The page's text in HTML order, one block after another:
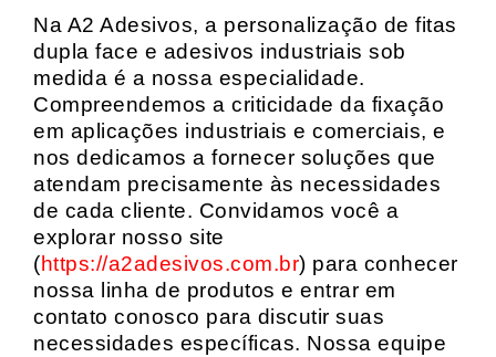
Na A2 Adesivos, a personalização de fitas
dupla face e adesivos industriais sob
medida é a nossa especialidade.
Compreendemos a criticidade da fixação
em aplicações industriais e comerciais, e
nos dedicamos a fornecer soluções que
atendam precisamente às necessidades
de cada cliente. Convidamos você a
explorar nosso site
(https://a2adesivos.com.br) para conhecer
nossa linha de produtos e entrar em
contato conosco para discutir suas
necessidades específicas. Nossa equipe